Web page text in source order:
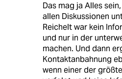
Das mag ja Alles
allen Diskussionen
Reichelt war kein
und nur in der
machen. Und dann
Kontaktanbahnung
wenn einer der